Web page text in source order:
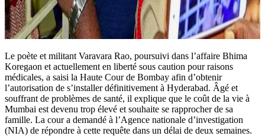
Le poète et militant Varavara Rao, poursuivi dans l’affaire Bhima
Koregaon et actuellement en liberté sous caution pour raisons
médicales, a saisi la Haute Cour de Bombay afin d’obtenir
l’autorisation de s’installer définitivement à Hyderabad. Âgé et
souffrant de problèmes de santé, il explique que le coût de la vie à
Mumbai est devenu trop élevé et souhaite se rapprocher de sa
famille. La cour a demandé à l’Agence nationale d’investigation
(NIA) de répondre à cette requête dans un délai de deux semaines.